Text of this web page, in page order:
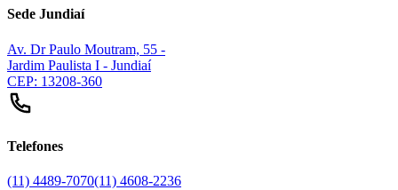
Sede Jundiaí
Av. Dr Paulo Moutram, 55 -
Jardim Paulista I - Jundiaí
CEP: 13208-360
Telefones
(11) 4489-7070(11) 4608-2236